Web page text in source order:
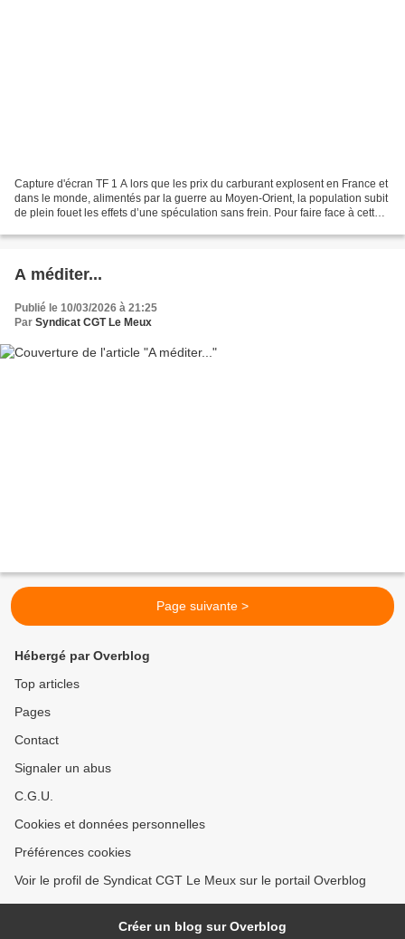
Capture d'écran TF 1 A lors que les prix du carburant explosent en France et
dans le monde, alimentés par la guerre au Moyen-Orient, la population subit
de plein fouet les effets d’une spéculation sans frein. Pour faire face à cette
A méditer...
Publié le 10/03/2026 à 21:25
Par Syndicat CGT Le Meux
Page suivante >
Hébergé par Overblog
Top articles
Pages
Contact
Signaler un abus
C.G.U.
Cookies et données personnelles
Préférences cookies
Voir le profil de Syndicat CGT Le Meux sur le portail Overblog
Créer un blog sur Overblog